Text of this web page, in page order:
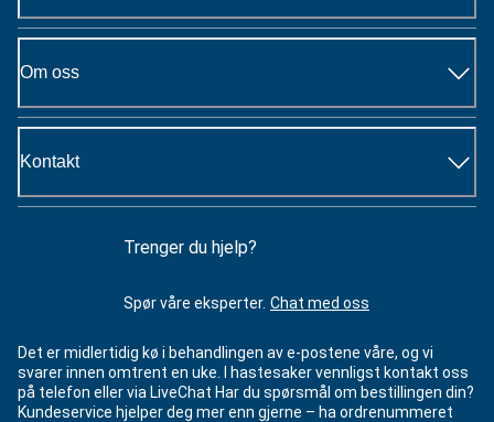
Om oss
Kontakt
Trenger du hjelp?
Spør våre eksperter. Chat med oss
Det er midlertidig kø i behandlingen av e-postene våre, og vi
svarer innen omtrent en uke. I hastesaker vennligst kontakt oss
på telefon eller via LiveChat Har du spørsmål om bestillingen din?
Kundeservice hjelper deg mer enn gjerne – ha ordrenummeret